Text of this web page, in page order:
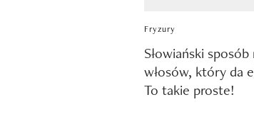
Fryzury
Słowiański
włosów, który da
To takie proste!